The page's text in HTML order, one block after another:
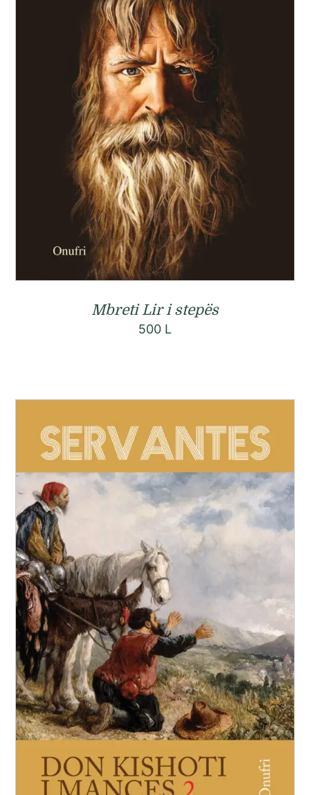
Mbreti Lir i stepës
500 L